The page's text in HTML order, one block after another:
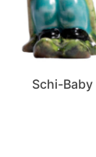
Schi-Baby